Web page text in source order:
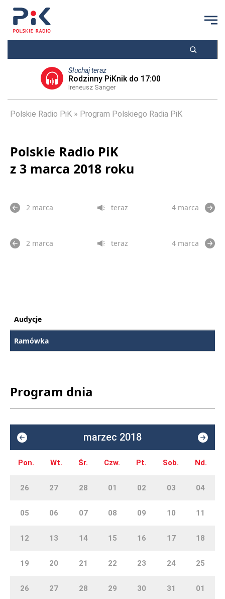
Słuchaj teraz
Rodzinny PiKnik do 17:00
Ireneusz Sanger
Polskie Radio PiK Program Polskiego Radia PiK
Polskie Radio PiK
z 3 marca 2018 roku
2 marca teraz 4 marca
2 marca teraz 4 marca
Audycje
Ramówka
Program dnia
marzec 2018
Pon. Wt. Śr. Czw. Pt. Sob. Nd.
26 27 28 01 02 03 04
05 06 07 08 09 10 11
12 13 14 15 16 17 18
19 20 21 22 23 24 25
26 27 28 29 30 31 01